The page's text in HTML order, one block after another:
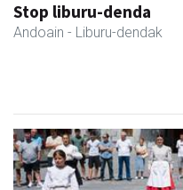
Stop liburu-denda
Andoain - Liburu-dendak